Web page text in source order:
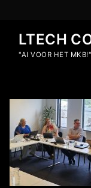
inhoud
LTECH
"AI VOOR HET MKB!"